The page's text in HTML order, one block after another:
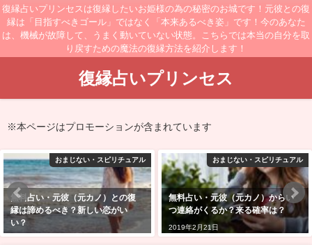
復縁占いプリンセスは復縁したいお姫様の為の秘密のお城です！元彼との復
縁は「目指すべきゴール」ではなく「本来あるべき姿」です！今のあなた
は、機械が故障して、うまく動いていない状態。こちらでは本当の自分を取
り戻すための魔法の復縁方法を紹介します！
復縁占いプリンセス
※本ページはプロモーションが含まれています
おまじない・スピリチュアル
無料占い・元彼（元カノ）からい
つ連絡がくるか？来る確率は？
2019年2月21日
おまじない・スピリチュアル
無料占い・元彼（元カノ）と復縁
できる可能性は？
2019年2月2日